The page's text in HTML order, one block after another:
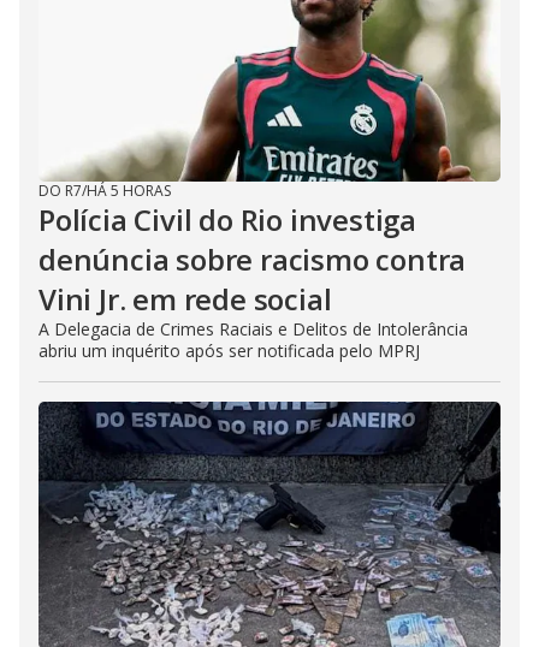
DO R7/HÁ 5 HORAS
Polícia Civil do Rio investiga
denúncia sobre racismo contra
Vini Jr. em rede social
A Delegacia de Crimes Raciais e Delitos de Intolerância
abriu um inquérito após ser notificada pelo MPRJ